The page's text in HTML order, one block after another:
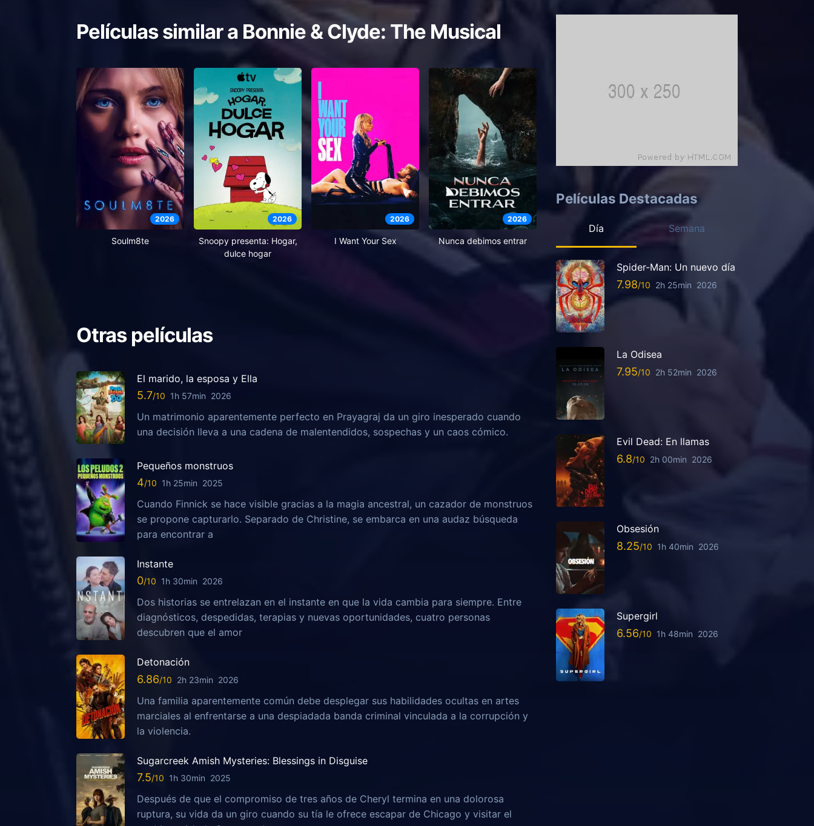
Películas similar a Bonnie & Clyde: The Musical
2026
Soulm8te
2026
Snoopy presenta: Hogar,
dulce hogar
2026
I Want Your Sex
2026
Nunca debimos entrar
Otras películas
El marido, la esposa y Ella
5.7 1h 57min 2026
Un matrimonio aparentemente perfecto en Prayagraj da un giro inesperado cuando
una decisión lleva a una cadena de malentendidos, sospechas y un caos cómico.
Pequeños monstruos
4 1h 25min 2025
Cuando Finnick se hace visible gracias a la magia ancestral, un cazador de monstruos
se propone capturarlo. Separado de Christine, se embarca en una audaz búsqueda
para encontrar a
Instante
0 1h 30min 2026
Dos historias se entrelazan en el instante en que la vida cambia para siempre. Entre
diagnósticos, despedidas, terapias y nuevas oportunidades, cuatro personas
descubren que el amor
Detonación
6.86 2h 23min 2026
Una familia aparentemente común debe desplegar sus habilidades ocultas en artes
marciales al enfrentarse a una despiadada banda criminal vinculada a la corrupción y
la violencia.
Sugarcreek Amish Mysteries: Blessings in Disguise
7.5 1h 30min 2025
Después de que el compromiso de tres años de Cheryl termina en una dolorosa
ruptura, su vida da un giro cuando su tía le ofrece escapar de Chicago y visitar el
Películas Destacadas
Día Semana
Spider-Man: Un nuevo día
7.98 2h 25min 2026
La Odisea
7.95 2h 52min 2026
Evil Dead: En llamas
6.8 2h 00min 2026
Obsesión
8.25 1h 40min 2026
Supergirl
6.56 1h 48min 2026